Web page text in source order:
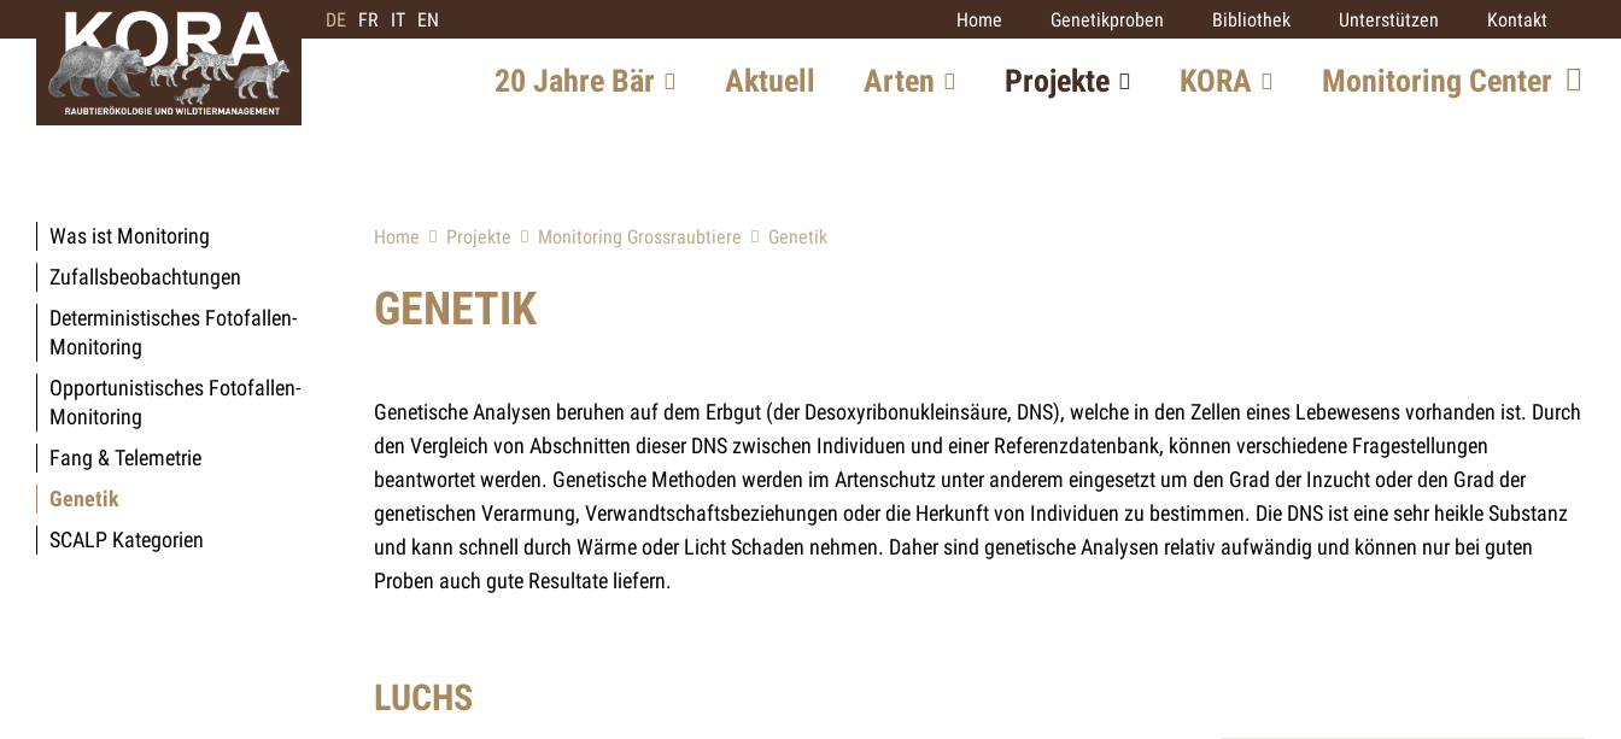
DE FR IT EN Home Genetikproben Bibliothek Unterstützen Kontakt
20 Jahre Bär
Verbreitung in Europa
Interview mit einem
Bärenexperten
Aktuell Arten Projekte
Weitere Projekte
KORA Monitoring Center
Was ist Monitoring
Zufallsbeobachtungen
Deterministisches Fotofallen-
Monitoring
Opportunistisches Fotofallen-
Monitoring
Fang & Telemetrie
Genetik
SCALP Kategorien
Home Projekte Monitoring Grossraubtiere Genetik
GENETIK
Genetische Analysen beruhen auf dem Erbgut (der Desoxyribonukleinsäure, DNS), welche in den Zellen eines Lebewesens vorhanden ist. Durch
den Vergleich von Abschnitten dieser DNS zwischen Individuen und einer Referenzdatenbank, können verschiedene Fragestellungen
beantwortet werden. Genetische Methoden werden im Artenschutz unter anderem eingesetzt um den Grad der Inzucht oder den Grad der
genetischen Verarmung, Verwandtschaftsbeziehungen oder die Herkunft von Individuen zu bestimmen. Die DNS ist eine sehr heikle Substanz
und kann schnell durch Wärme oder Licht Schaden nehmen. Daher sind genetische Analysen relativ aufwändig und können nur bei guten
Proben auch gute Resultate liefern.
LUCHS